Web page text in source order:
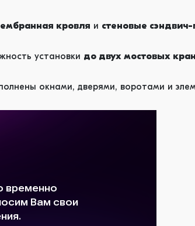
кровля и стеновые
установки до двух мостовых
окнами, дверями, воротами и